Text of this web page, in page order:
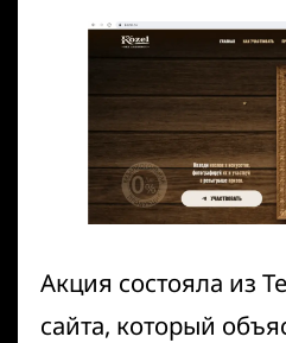
Акция состояла из
сайта, который